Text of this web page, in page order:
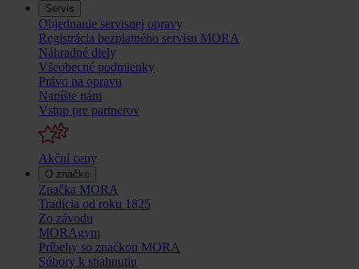
Servis
Objednanie servisnej opravy
Registrácia bezplatného servisu MORA
Náhradné diely
Všeobecné podmienky
Právo na opravu
Napíšte nám
Vstup pre partnerov
Akční ceny
O značke
Značka MORA
Tradícia od roku 1825
Zo závodu
MORAgym
Príbehy so značkou MORA
Súbory k stiahnutiu